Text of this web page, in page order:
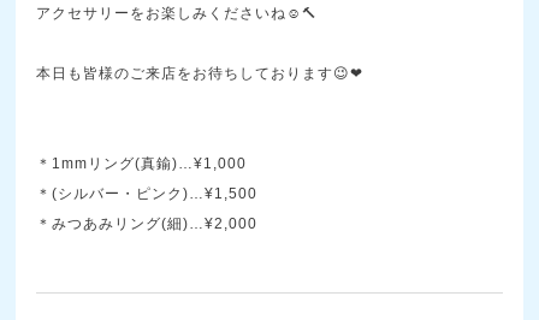
アクセサリーをお楽しみくださいね☺🔨
本日も皆様のご来店をお待ちしております😉❤
＊1mmリング(真鍮)…¥1,000
＊(シルバー・ピンク)…¥1,500
＊みつあみリング(細)…¥2,000